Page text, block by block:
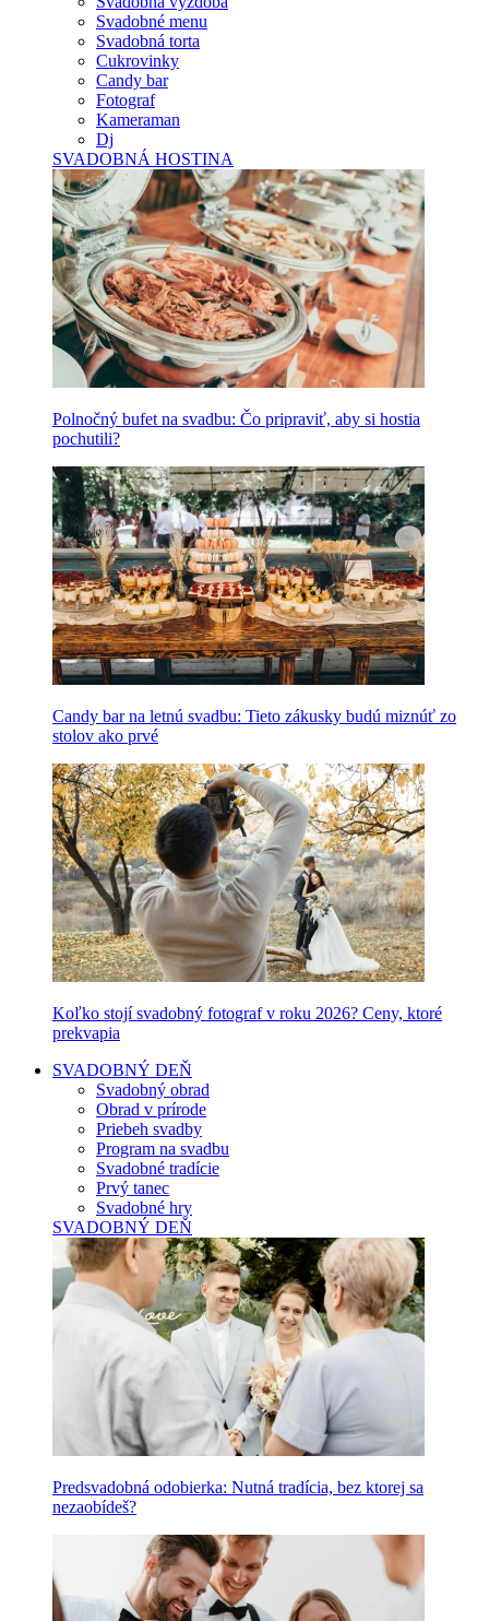
Svadobné menu
Svadobná torta
Cukrovinky
Candy bar
Fotograf
Kameraman
Dj
SVADOBNÁ HOSTINA
Polnočný bufet na svadbu: Čo pripraviť, aby si hostia
pochutili?
Candy bar na letnú svadbu: Tieto zákusky budú miznúť zo
stolov ako prvé
Koľko stojí svadobný fotograf v roku 2026? Ceny, ktoré
prekvapia
SVADOBNÝ DEŇ
Svadobný obrad
Obrad v prírode
Priebeh svadby
Program na svadbu
Svadobné tradície
Prvý tanec
Svadobné hry
SVADOBNÝ DEŇ
Predsvadobná odobierka: Nutná tradícia, bez ktorej sa
nezaobídeš?